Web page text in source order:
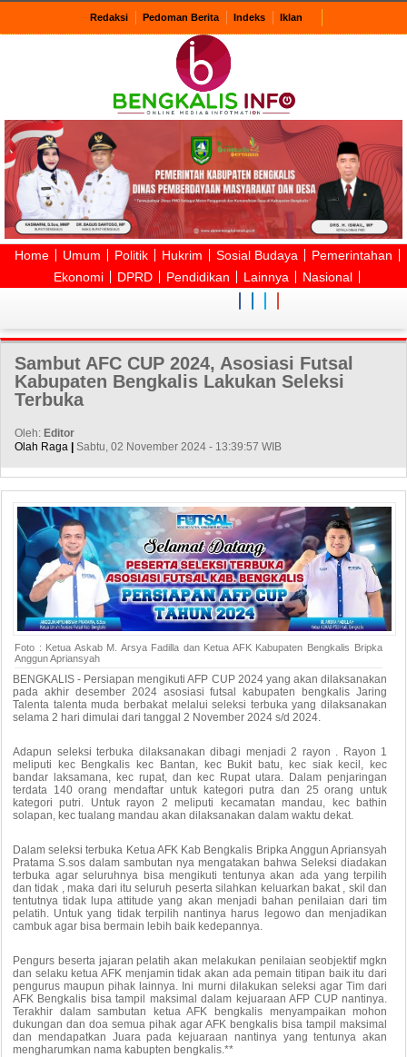
Redaksi Pedoman Berita Indeks Iklan
Home Umum Politik Hukrim Sosial Budaya
Pemerintahan
Ekonomi
DPRD Pendidikan Lainnya Nasional
Sambut AFC CUP 2024, Asosiasi Futsal
Kabupaten Bengkalis Lakukan Seleksi
Terbuka
Oleh: Editor
Olah Raga
Sabtu, 02 November 2024 - 13:39:57 WIB
Foto : Ketua Askab M. Arsya Fadilla dan Ketua AFK Kabupaten Bengkalis Bripka
Anggun Apriansyah
BENGKALIS - Persiapan mengikuti AFP CUP 2024 yang akan dilaksanakan
pada akhir desember 2024 asosiasi futsal kabupaten bengkalis Jaring
Talenta talenta muda berbakat melalui seleksi terbuka yang dilaksanakan
selama 2 hari dimulai dari tanggal 2 November 2024 s/d 2024.
Adapun seleksi terbuka dilaksanakan dibagi menjadi 2 rayon . Rayon 1
meliputi kec Bengkalis kec Bantan, kec Bukit batu, kec siak kecil, kec
bandar laksamana, kec rupat, dan kec Rupat utara. Dalam penjaringan
terdata 140 orang mendaftar untuk kategori putra dan 25 orang untuk
kategori putri. Untuk rayon 2 meliputi kecamatan mandau, kec bathin
solapan, kec tualang mandau akan dilaksanakan dalam waktu dekat.
Dalam seleksi terbuka Ketua AFK Kab Bengkalis Bripka Anggun Apriansyah
Pratama S.sos dalam sambutan nya mengatakan bahwa Seleksi diadakan
terbuka agar seluruhnya bisa mengikuti tentunya akan ada yang terpilih
dan tidak , maka dari itu seluruh peserta silahkan keluarkan bakat , skil dan
tentutnya tidak lupa attitude yang akan menjadi bahan penilaian dari tim
pelatih. Untuk yang tidak terpilih nantinya harus legowo dan menjadikan
cambuk agar bisa bermain lebih baik kedepannya.
Pengurs beserta jajaran pelatih akan melakukan penilaian seobjektif mgkn
dan selaku ketua AFK menjamin tidak akan ada pemain titipan baik itu dari
pengurus maupun pihak lainnya. Ini murni dilakukan seleksi agar Tim dari
AFK Bengkalis bisa tampil maksimal dalam kejuaraan AFP CUP nantinya.
Terakhir dalam sambutan ketua AFK bengkalis menyampaikan mohon
dukungan dan doa semua pihak agar AFK bengkalis bisa tampil maksimal
dan mendapatkan Juara pada kejuaraan nantinya yang tentunya akan
mengharumkan nama kabupten bengkalis.**